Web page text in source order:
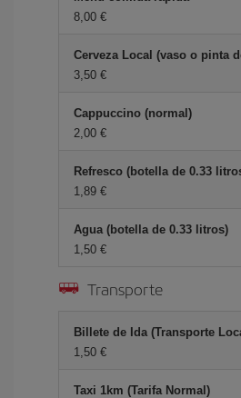
8,00 €
Cerveza Local (vaso o pinta
3,50 €
Cappuccino (normal)
2,00 €
Refresco (botella de 0.33
1,89 €
Agua (botella de 0.33 litros)
1,50 €
Transporte
Billete de Ida (Transporte
1,50 €
Taxi 1km (Tarifa Normal)